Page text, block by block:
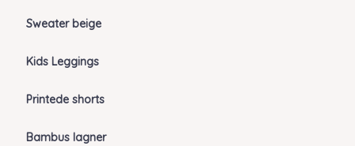
Sweater beige
Kids Leggings
Printede shorts
Bambus lagner